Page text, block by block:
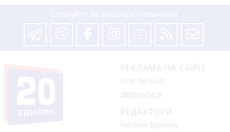
РЕКЛАМА НА САЙТІ
Ігор Леськів
Звернутися
РЕДАКТОРИ
Наталія Бурлаку